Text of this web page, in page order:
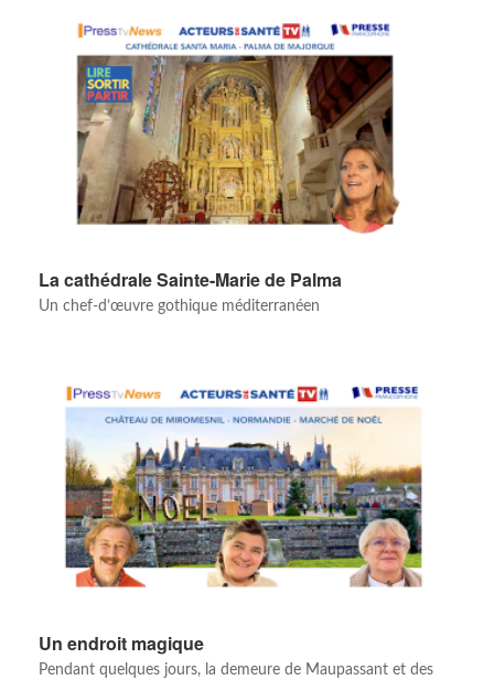
La cathédrale Sainte-Marie de Palma
Un chef-d’œuvre gothique méditerranéen
Un endroit magique
Pendant quelques jours, la demeure de Maupassant et des